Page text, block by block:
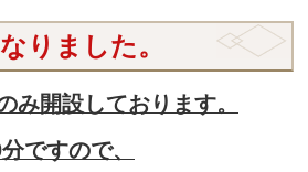
りました。
開設しております。
ですので、